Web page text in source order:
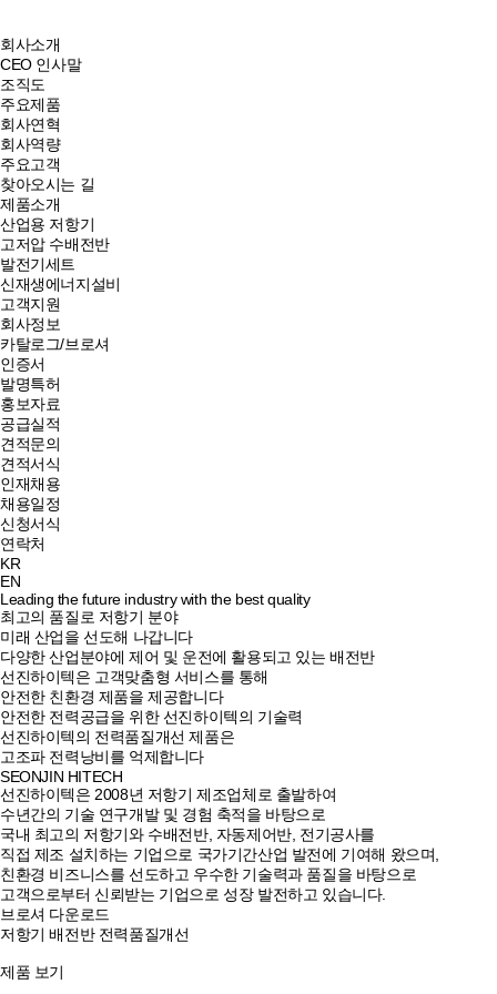
회사소개
CEO 인사말
조직도
주요제품
회사연혁
회사역량
주요고객
찾아오시는 길
제품소개
산업용 저항기
고저압 수배전반
발전기세트
신재생에너지설비
고객지원
회사정보
카탈로그/브로셔
인증서
발명특허
홍보자료
공급실적
견적문의
견적서식
인재채용
채용일정
신청서식
연락처
KR
EN
Leading the future industry with the best quality
최고의 품질로 저항기 분야
미래 산업을 선도해 나갑니다
다양한 산업분야에 제어 및 운전에 활용되고 있는 배전반
선진하이텍은 고객맞춤형 서비스를 통해
안전한 친환경 제품을 제공합니다
안전한 전력공급을 위한 선진하이텍의 기술력
선진하이텍의 전력품질개선 제품은
고조파 전력낭비를 억제합니다
SEONJIN HITECH
선진하이텍은 2008년 저항기 제조업체로 출발하여
수년간의 기술 연구개발 및 경험 축적을 바탕으로
국내 최고의 저항기와 수배전반, 자동제어반, 전기공사를
직접 제조 설치하는 기업으로 국가기간산업 발전에 기여해 왔으며,
친환경 비즈니스를 선도하고 우수한 기술력과 품질을 바탕으로
고객으로부터 신뢰받는 기업으로 성장 발전하고 있습니다.
브로셔 다운로드
저항기 배전반 전력품질개선
제품 보기